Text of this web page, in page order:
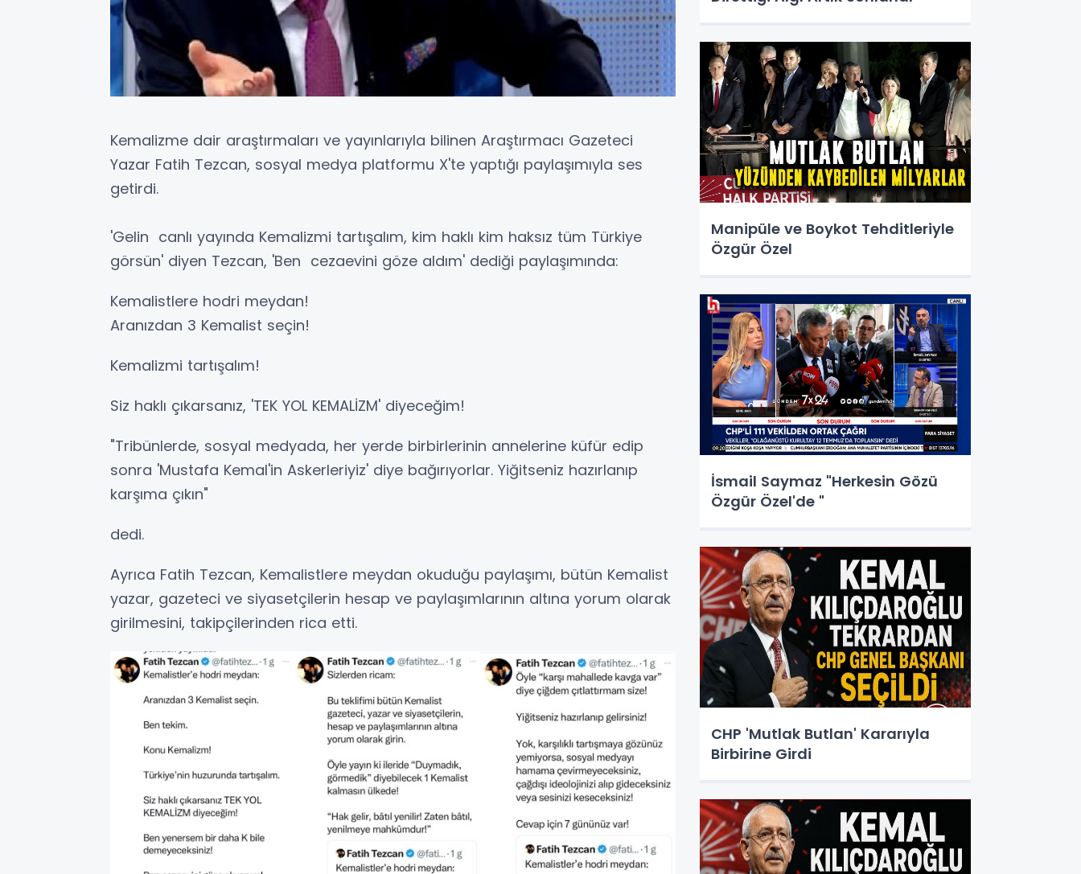
Kemalizme dair araştırmaları ve yayınlarıyla bilinen Araştırmacı Gazeteci
Yazar Fatih Tezcan, sosyal medya platformu X'te yaptığı paylaşımıyla ses
getirdi.
'Gelin canlı yayında Kemalizmi tartışalım, kim haklı kim haksız tüm Türkiye
görsün' diyen Tezcan, 'Ben cezaevini göze aldım' dediği paylaşımında:
Kemalistlere hodri meydan!
Aranızdan 3 Kemalist seçin!
Kemalizmi tartışalım!
Siz haklı çıkarsanız, 'TEK YOL KEMALİZM' diyeceğim!
"Tribünlerde, sosyal medyada, her yerde birbirlerinin annelerine küfür edip
sonra 'Mustafa Kemal'in Askerleriyiz' diye bağırıyorlar. Yiğitseniz hazırlanıp
karşıma çıkın"
dedi.
Ayrıca Fatih Tezcan, Kemalistlere meydan okuduğu paylaşımı, bütün Kemalist
yazar, gazeteci ve siyasetçilerin hesap ve paylaşımlarının altına yorum olarak
girilmesini, takipçilerinden rica etti.
Manipüle ve Boykot Tehditleriyle
Özgür Özel
İsmail Saymaz "Herkesin Gözü
Özgür Özel'de "
CHP 'Mutlak Butlan' Kararıyla
Birbirine Girdi